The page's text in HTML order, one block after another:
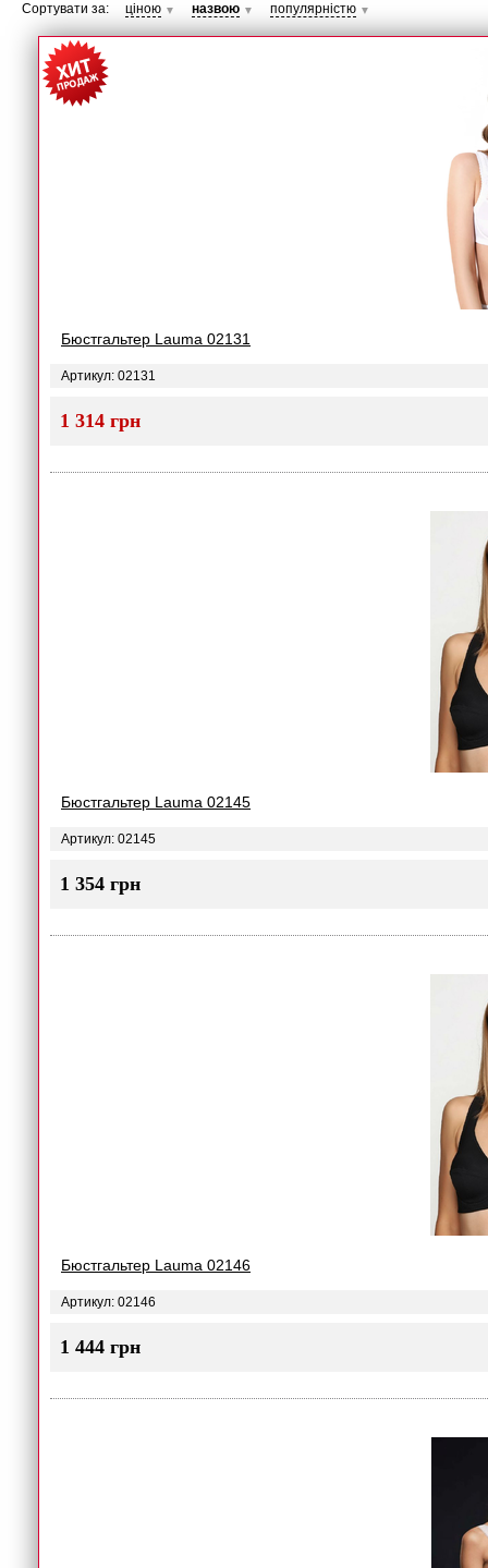
Сортувати за: ціною ▼ назвою ▼ популярністю ▼
Бюстгальтер Lauma 02131
Артикул: 02131
1 314 грн
Бюстгальтер Lauma 02145
Артикул: 02145
1 354 грн
Бюстгальтер Lauma 02146
Артикул: 02146
1 444 грн